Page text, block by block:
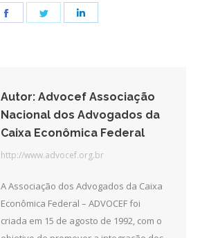
Share
Share
Autor: Advocef Associação
Nacional dos Advogados da
Caixa Econômica Federal
http://www.advocef.org.br
A Associação dos Advogados da Caixa
Econômica Federal – ADVOCEF foi
criada em 15 de agosto de 1992, com o